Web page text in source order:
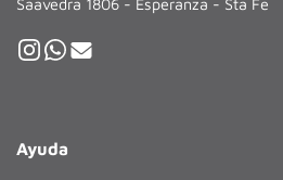
Ayuda